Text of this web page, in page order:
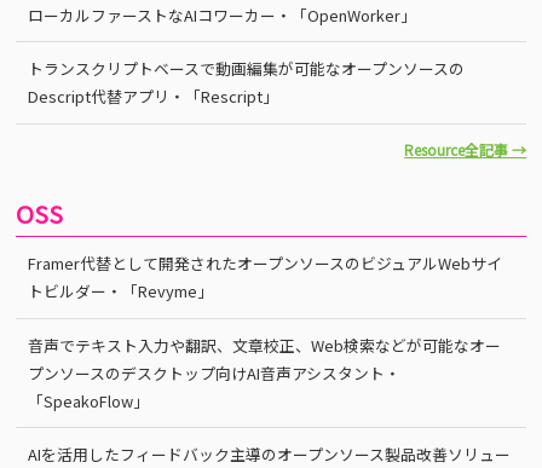
ローカルファーストなAIコワーカー・「OpenWorker」
トランスクリプトベースで動画編集が可能なオープンソースの
Descript代替アプリ・「Rescript」
Resource全記事 →
OSS
Framer代替として開発されたオープンソースのビジュアルWebサイ
トビルダー・「Revyme」
音声でテキスト入力や翻訳、文章校正、Web検索などが可能なオー
プンソースのデスクトップ向けAI音声アシスタント・
「SpeakoFlow」
AIを活用したフィードバック主導のオープンソース製品改善ソリュー